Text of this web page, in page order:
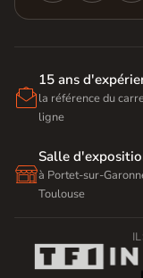

15 ans
la référence du
ligne

Salle
à Portet-sur-
Toulouse